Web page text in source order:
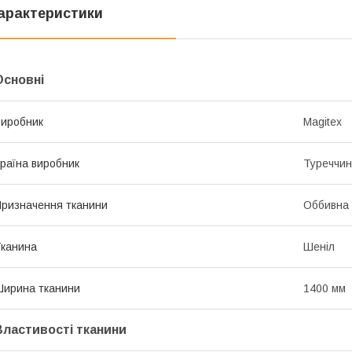
Magitex
виробник
тканини Оббивна
Шеніл
тканини 1400 мм
тканини